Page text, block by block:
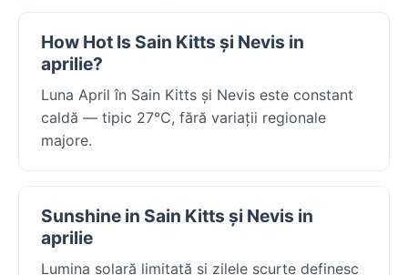
How Hot Is Sain Kitts și Nevis in
aprilie?
Luna April în Sain Kitts și Nevis este constant
caldă — tipic 27°C, fără variații regionale
majore.
Sunshine in Sain Kitts și Nevis in
aprilie
Lumina solară limitată și zilele scurte definesc